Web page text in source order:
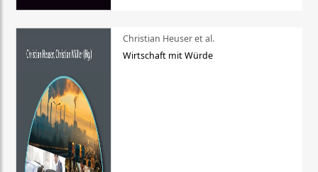
Christian Heuser et al.
Wirtschaft mit Würde